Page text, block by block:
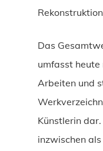
Das
umfasst
Arbeiten und
Künstlerin
inzwischen